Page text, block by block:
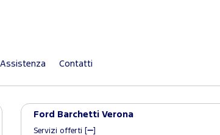
Assistenza Contatti
Ford Barchetti Verona
Servizi offerti [